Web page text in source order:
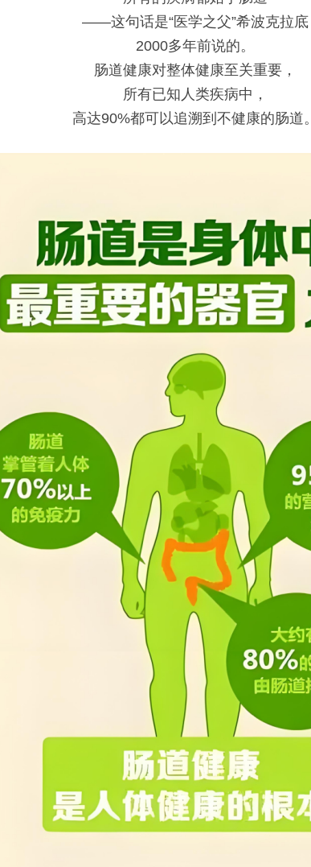
——这句话是“医学之父”希波克拉底
2000多年前说的。
肠道健康对整体健康至关重要，
所有已知人类疾病中，
高达90%都可以追溯到不健康的肠道。